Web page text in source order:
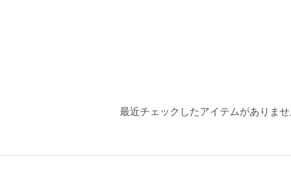
最近チェックしたアイテムがありませ